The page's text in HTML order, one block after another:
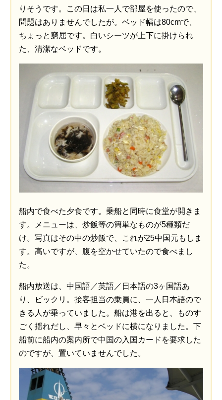
りそうです。この日は私一人で部屋を使ったので、
問題はありませんでしたが。ベッド幅は80cmで、
ちょっと窮屈です。白いシーツが上下に掛けられ
た、清潔なベッドです。
船内で食べた夕食です。乗船と同時に食堂が開きま
す。メニューは、炒飯等の簡単なものが5種類だ
け。写真はその中の炒飯で、これが25中国元もしま
す。高いですが、腹を空かせていたので食べまし
た。
船内放送は、中国語／英語／日本語の3ヶ国語あ
り、ビックリ。接客担当の乗員に、一人日本語ので
きる人が乗っていました。船は港を出ると、ものす
ごく揺れだし、早々とベッドに横になりました。下
船前に船内の案内所で中国の入国カードを要求した
のですが、置いていませんでした。